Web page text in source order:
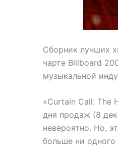
Сборник лучших
чарте Billboard
музыкальной
«Curtain Call: The
дня продаж (8
невероятно. Но,
больше ни